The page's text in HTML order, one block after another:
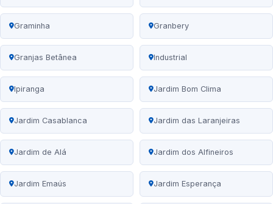
Graminha Granbery
Granjas Betânea Industrial
Ipiranga Jardim Bom Clima
Jardim Casablanca Jardim das Laranjeiras
Jardim de Alá Jardim dos Alfineiros
Jardim Emaús Jardim Esperança